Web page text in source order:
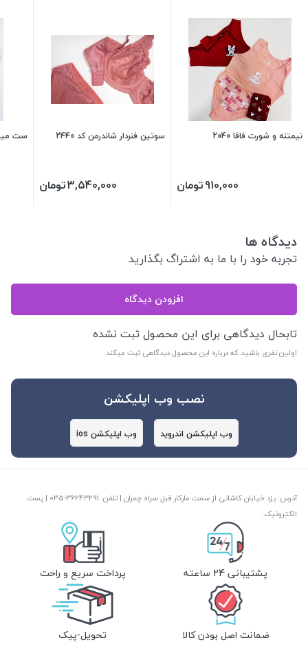
نیمتنه و شورت فافا 2040
910,000تومان
سوتین فنردار شاندرمن کد 2440
3,540,000تومان
ست مینی
دیدگاه ها
تجربه خود را با ما به اشتراگ بگذارید
افزودن دیدگاه
تابحال دیدگاهی برای این محصول ثبت نشده
اولین نفری باشید که درباره این محصول دیدگاهی ثبت میکند
نصب وب اپلیکشن
وب اپلیکشن اندروید وب اپلیکشن ios
آدرس: یزد خیابان کاشانی از سمت مارکار قبل سراه چمران | تلفن: ‎035-36243291 | پست
الکترونیک:
پشتیبانی 24 ساعته پرداخت سریع و راحت
ضمانت اصل بودن کالا تحویل-پیک